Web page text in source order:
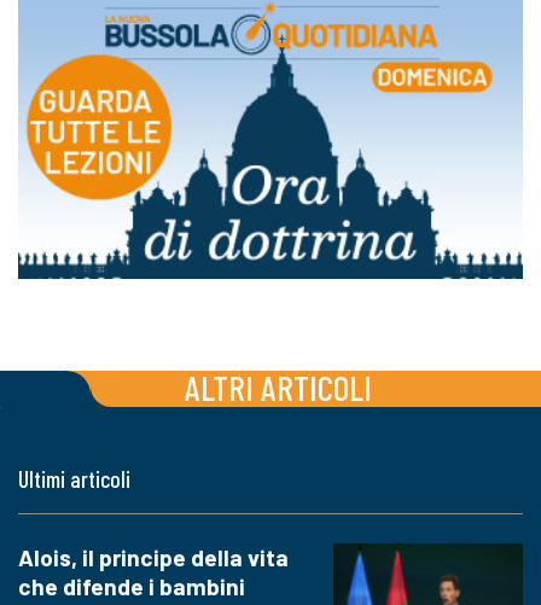
ALTRI ARTICOLI
Ultimi articoli
Alois, il principe della vita
che difende i bambini